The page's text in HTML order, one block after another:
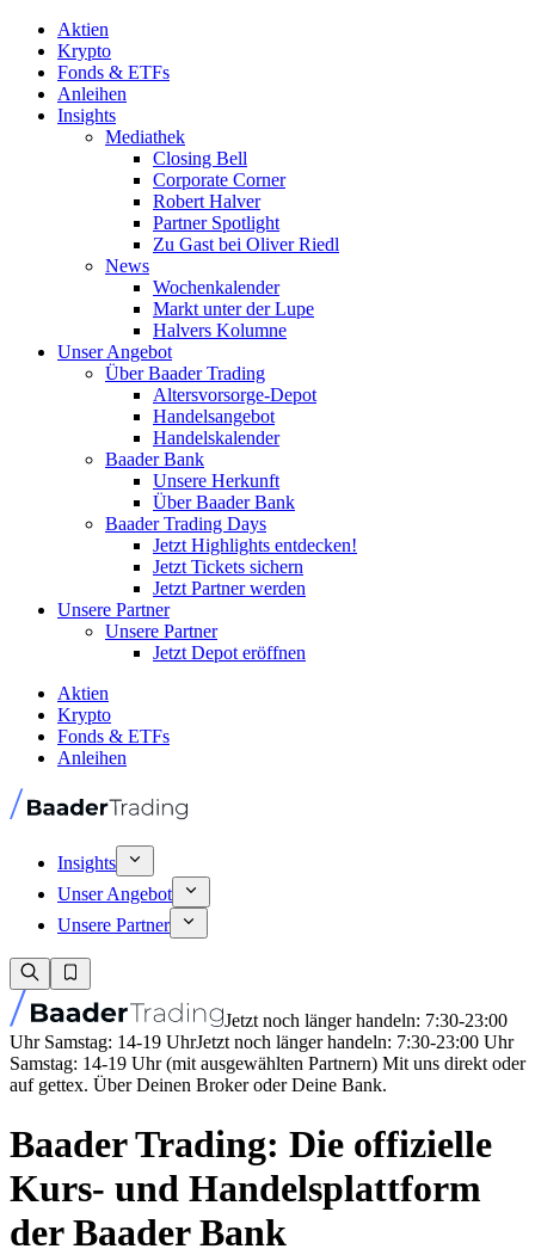
Aktien
Krypto
Fonds & ETFs
Anleihen
Insights
Mediathek
Closing Bell
Corporate Corner
Robert Halver
Partner Spotlight
Zu Gast bei Oliver Riedl
News
Wochenkalender
Markt unter der Lupe
Halvers Kolumne
Unser Angebot
Über Baader Trading
Altersvorsorge-Depot
Handelsangebot
Handelskalender
Baader Bank
Unsere Herkunft
Über Baader Bank
Baader Trading Days
Jetzt Highlights entdecken!
Jetzt Tickets sichern
Jetzt Partner werden
Unsere Partner
Unsere Partner
Jetzt Depot eröffnen
Aktien
Krypto
Fonds & ETFs
Anleihen
Insights
Unser Angebot
Unsere Partner
Jetzt noch länger handeln: 7:30-23:00
Uhr Samstag: 14-19 UhrJetzt noch länger handeln: 7:30-23:00 Uhr
Samstag: 14-19 Uhr (mit ausgewählten Partnern) Mit uns direkt oder
auf gettex. Über Deinen Broker oder Deine Bank.
Baader Trading: Die offizielle
Kurs- und Handelsplattform
der Baader Bank